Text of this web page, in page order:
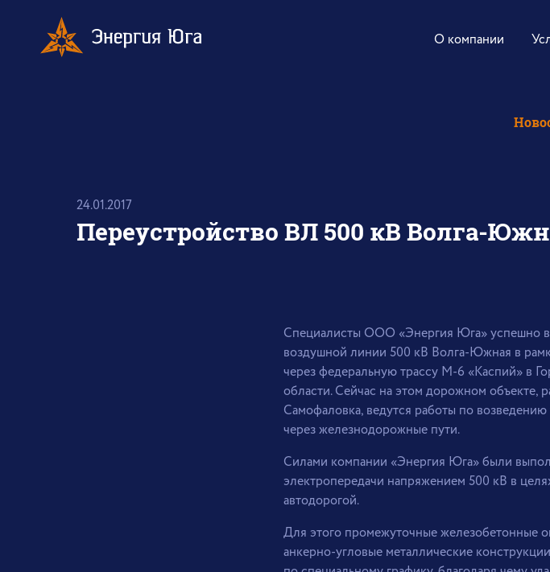
О компании
24.01.2017
Переустройство ВЛ 500 кВ Волга-
Специалисты ООО «Энергия Юга» успешно
воздушной линии 500 кВ Волга-Южная в
через федеральную трассу М-6 «Каспий» в
области. Сейчас на этом дорожном объекте,
Самофаловка, ведутся работы по
через железнодорожные пути.
Силами компании «Энергия Юга» были
электропередачи напряжением 500 кВ в
автодорогой.
Для этого промежуточные железобетонные
анкерно-угловые металлические